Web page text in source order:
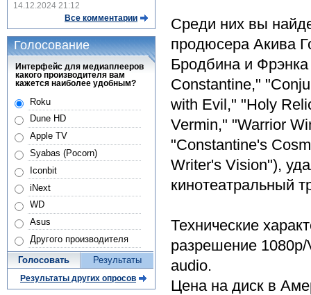
Среди них вы
продюсера Акива
Бродбина и
Constantine,"
with Evil," "Holy
Vermin," "Warrior
"Constantine's
Writer's Vision"),
кинотеатральный
Технические
разрешение
audio.
Цена на диск в
14.12.2024 21:12
Все комментарии
Голосование
Интерфейс для медиаплееров
какого производителя вам
кажется наиболее удобным?
Roku
Dune HD
Apple TV
Syabas (Pocorn)
Iconbit
iNext
WD
Asus
Другого производителя
Голосовать Результаты
Результаты других опросов